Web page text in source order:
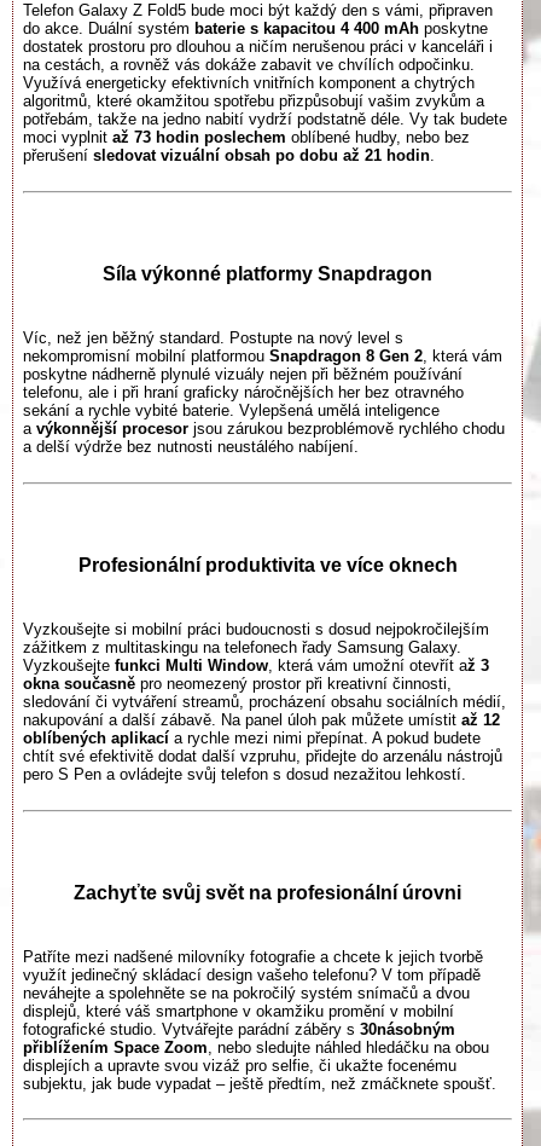
Telefon Galaxy Z Fold5 bude moci být každý den s vámi, připraven
do akce. Duální systém baterie s kapacitou 4 400 mAh poskytne
dostatek prostoru pro dlouhou a ničím nerušenou práci v kanceláři i
na cestách, a rovněž vás dokáže zabavit ve chvílích odpočinku.
Využívá energeticky efektivních vnitřních komponent a chytrých
algoritmů, které okamžitou spotřebu přizpůsobují vašim zvykům a
potřebám, takže na jedno nabití vydrží podstatně déle. Vy tak budete
moci vyplnit až 73 hodin poslechem oblíbené hudby, nebo bez
přerušení sledovat vizuální obsah po dobu až 21 hodin.
Síla výkonné platformy Snapdragon
Víc, než jen běžný standard. Postupte na nový level s
nekompromisní mobilní platformou Snapdragon 8 Gen 2, která vám
poskytne nádherně plynulé vizuály nejen při běžném používání
telefonu, ale i při hraní graficky náročnějších her bez otravného
sekání a rychle vybité baterie. Vylepšená umělá inteligence
a výkonnější procesor jsou zárukou bezproblémově rychlého chodu
a delší výdrže bez nutnosti neustálého nabíjení.
Profesionální produktivita ve více oknech
Vyzkoušejte si mobilní práci budoucnosti s dosud nejpokročilejším
zážitkem z multitaskingu na telefonech řady Samsung Galaxy.
Vyzkoušejte funkci Multi Window , která vám umožní otevřít až 3
okna současně pro neomezený prostor při kreativní činnosti,
sledování či vytváření streamů, procházení obsahu sociálních médií,
nakupování a další zábavě. Na panel úloh pak můžete umístit až 12
oblíbených aplikací a rychle mezi nimi přepínat. A pokud budete
chtít své efektivitě dodat další vzpruhu, přidejte do arzenálu nástrojů
pero S Pen a ovládejte svůj telefon s dosud nezažitou lehkostí.
Zachyťte svůj svět na profesionální úrovni
Patříte mezi nadšené milovníky fotografie a chcete k jejich tvorbě
využít jedinečný skládací design vašeho telefonu? V tom případě
neváhejte a spolehněte se na pokročilý systém snímačů a dvou
displejů, které váš smartphone v okamžiku promění v mobilní
fotografické studio. Vytvářejte parádní záběry s 30násobným
přiblížením Space Zoom , nebo sledujte náhled hledáčku na obou
displejích a upravte svou vizáž pro selfie, či ukažte focenému
subjektu, jak bude vypadat – ještě předtím, než zmáčknete spoušť.